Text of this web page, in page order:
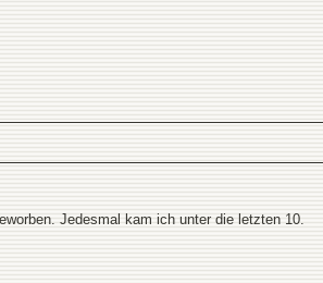
Jedesmal kam ich unter die letzten 10.